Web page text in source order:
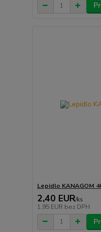
Lepidlo KANAGOM
2,40 EUR/ks
1,95 EUR bez DPH